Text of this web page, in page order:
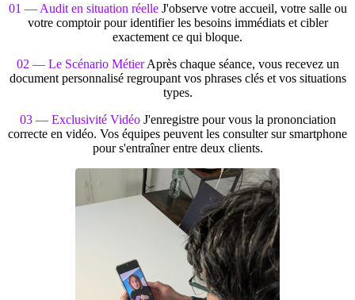
01 — Audit en situation réelleJ'observe votre accueil, votre salle ou
votre comptoir pour identifier les besoins immédiats et cibler
exactement ce qui bloque.
02 — Le Scénario MétierAprès chaque séance, vous recevez un
document personnalisé regroupant vos phrases clés et vos situations
types.
03 — Exclusivité Vidéo J'enregistre pour vous la prononciation
correcte en vidéo. Vos équipes peuvent les consulter sur smartphone
pour s'entraîner entre deux clients.